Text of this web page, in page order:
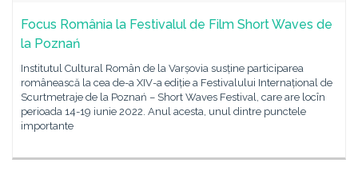
Focus România la Festivalul de Film Short Waves de
la Poznań
Institutul Cultural Român de la Varșovia susține participarea
românească la cea de-a XIV-a ediție a Festivalului Internațional de
Scurtmetraje de la Poznań – Short Waves Festival, care are locîn
perioada 14-19 iunie 2022. Anul acesta, unul dintre punctele
importante